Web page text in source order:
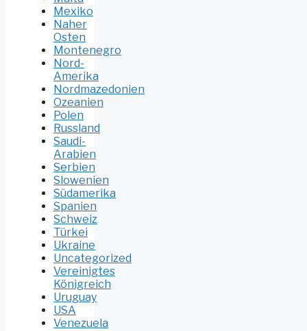
Mexiko
Naher
Osten
Montenegro
Nord-
Amerika
Nordmazedonien
Ozeanien
Polen
Russland
Saudi-
Arabien
Serbien
Slowenien
Südamerika
Spanien
Schweiz
Türkei
Ukraine
Uncategorized
Vereinigtes
Königreich
Uruguay
USA
Venezuela